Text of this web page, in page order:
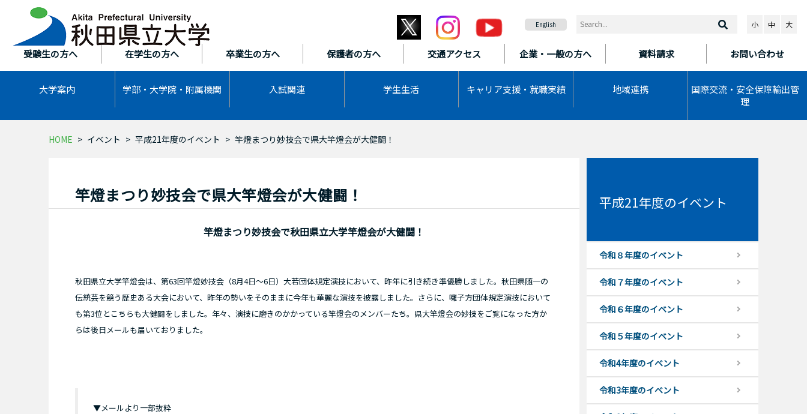
受験生の方へ 在学生の方へ 卒業生の方へ 保護者の方へ 交通アクセス 企業・一般の方へ 資料請求 お問い合わせ
大学案内 学部・大学院・ 附属機関 入試関連 学生生活 キャリア支援・ 就職実績 地域連携
国際交流・安全保障輸出管
理
English 小 中 大
HOME イベント 平成21年度のイベント 竿燈まつり妙技会で県大竿燈会が大健闘！
竿燈まつり妙技会で県大竿燈会が大健闘！
竿燈まつり妙技会で秋田県立大学竿燈会が大健闘！
秋田県立大学竿燈会は、第63回竿燈妙技会（8月4日～6日）大若団体規定演技において、昨年に引き続き準優勝しました。秋田県随一の
伝統芸を競う歴史ある大会において、昨年の勢いをそのままに今年も華麗な演技を披露しました。さらに、囃子方団体規定演技において
も第3位とこちらも大健闘をしました。年々、演技に磨きのかかっている竿燈会のメンバーたち。県大竿燈会の妙技をご覧になった方か
らは後日メールも届いておりました。
▼メールより一部抜粋
平成21年度のイベント
令和８年度のイベント
令和７年度のイベント
令和６年度のイベント
令和５年度のイベント
令和4年度のイベント
令和3年度のイベント